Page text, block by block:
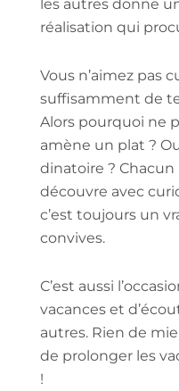
les autres donne
réalisation qui
Vous n’aimez pas
suffisamment de
Alors pourquoi ne
amène un plat ?
dinatoire ?
découvre avec
c’est toujours un
convives.
C’est aussi
vacances et
autres. Rien de
de prolonger les
!